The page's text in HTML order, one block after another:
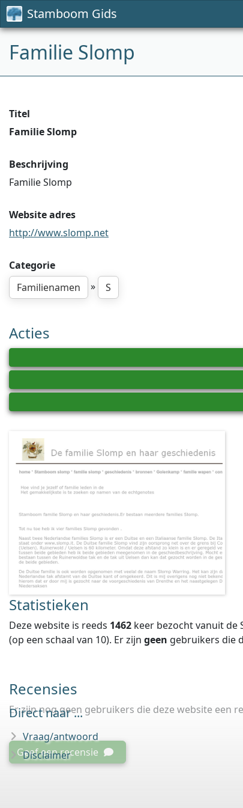
Stamboom Gids
Familie Slomp
Titel
Familie Slomp
Beschrijving
Familie Slomp
Website adres
http://www.slomp.net
Categorie
Familienamen
» S
Acties
Statistieken
Deze website is reeds 1462 keer bezocht vanuit de
(op een schaal van 10). Er zijn geen gebruikers die
Recensies
Er zijn nog geen gebruikers die deze website een
Geef een recensie
Direct naar ...
Vraag/antwoord
Disclaimer